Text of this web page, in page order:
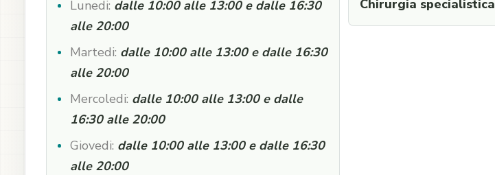
Lunedi: dalle 10:00 alle 13:00 e dalle 16:30
alle 20:00
Martedi: dalle 10:00 alle 13:00 e dalle 16:30
alle 20:00
Mercoledi: dalle 10:00 alle 13:00 e dalle
16:30 alle 20:00
Giovedi: dalle 10:00 alle 13:00 e dalle 16:30
alle 20:00
Chirurgia specialistica